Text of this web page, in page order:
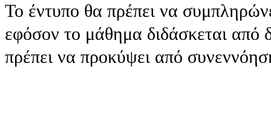
Το έντυπο θα πρέπει να
εφόσον το μάθημα διδάσκεται από
πρέπει να προκύψει από